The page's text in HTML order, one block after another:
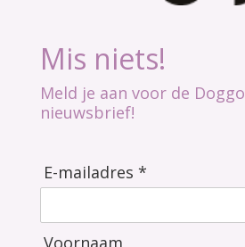
Mis niets!
Meld je aan voor de Doggo
nieuwsbrief!
E-mailadres *
Voornaam